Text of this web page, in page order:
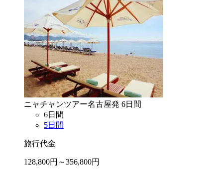
ニャチャンツアー名古屋発 6日間
6日間
5日間
旅行代金
128,800円～356,800円